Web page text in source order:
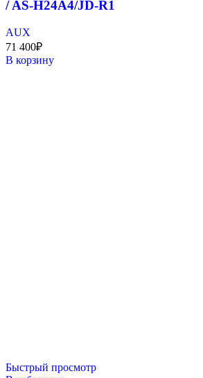
/ AS-H24A4/JD-R1
AUX
71 400₽
В корзину
Быстрый просмотр